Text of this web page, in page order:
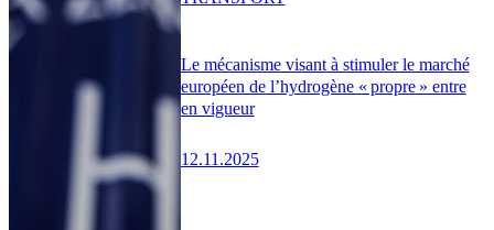
Le mécanisme visant à stimuler le marché
européen de l’hydrogène « propre » entre
en vigueur
12.11.2025